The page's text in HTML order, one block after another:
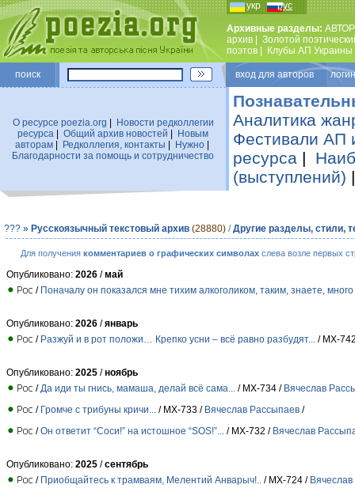
укр рус
Архивные разделы:
архив
Золотой
поэтов
Клубы АП Украины
поиск вход для авторов
О ресурсе poezia.org
Новости редколлегии
ресурса
Общий архив новостей
Новым
авторам| Редколлегия, контакты Нужно|
Благодарности за помощь и сотрудничество
Аналитика
Фестивали АП
ресурса |
(выступлений)
??? » Русскоязычный текстовый архив (28880) /Другие разделы, стили,
Для получения комментариев о графических символахслева возле первых
Опубликовано: 2026 /май
/ Поначалу он показался мне тихим алкоголиком, таким, знаете,
Опубликовано: 2026 /январь
/ Разжуй и в рот положи… Крепко усни – всё равно разбудят... / МХ-
Опубликовано: 2025 /ноябрь
/ Да иди ты гнись, мамаша, делай всё сама... / МХ-734 / Вячеслав
/ Громче с трибуны кричи... / МХ-733 / Вячеслав Рассыпаев /
/Он ответит “Соси!” на истошное “SOS!”... / МХ-732 / Вячеслав
Опубликовано: 2025 /сентябрь
/ Приобщайтесь к трамваям, Мелентий Анварыч!.. / МХ-724 /